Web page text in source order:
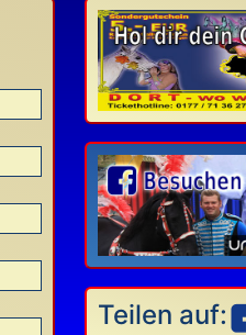
Teilen auf: